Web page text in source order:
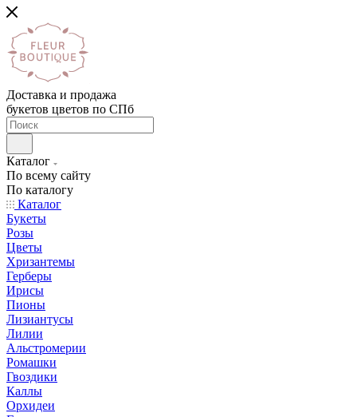
Доставка и продажа
букетов цветов по СПб
Каталог
По всему сайту
По каталогу
Каталог
Букеты
Розы
Цветы
Хризантемы
Герберы
Ирисы
Пионы
Лизиантусы
Лилии
Альстромерии
Ромашки
Гвоздики
Каллы
Орхидеи